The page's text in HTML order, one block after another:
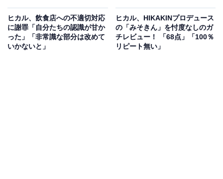
ヒカル、飲食店への不適切対応
に謝罪「自分たちの認識が甘か
った」「非常識な部分は改めて
いかないと」
ヒカル、HIKAKINプロデュース
の「みそきん」を忖度なしのガ
チレビュー！ 「68点」「100％
リピート無い」